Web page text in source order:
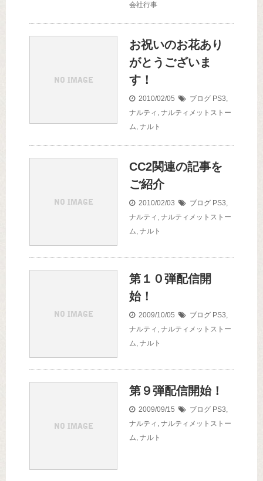
会社行事
お祝いのお花あり
がとうございま
す！
2010/02/05 ブログ PS3,
ナルティ , ナルティメットストー
ム, ナルト
CC2関連の記事を
ご紹介
2010/02/03 ブログ PS3,
ナルティ , ナルティメットストー
ム, ナルト
第１０弾配信開
始！
2009/10/05 ブログ PS3,
ナルティ , ナルティメットストー
ム, ナルト
第９弾配信開始！
2009/09/15 ブログ PS3,
ナルティ , ナルティメットストー
ム, ナルト